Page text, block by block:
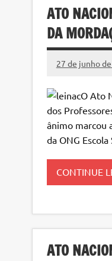
ATO
DA
27 de junho
O Ato
dos
ânimo marcou
da ONG Escola
CONTINUE
ATO